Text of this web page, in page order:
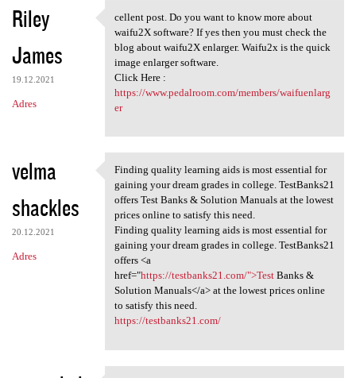
Riley
James
19.12.2021
Adres
cellent post. Do you want to
cellent post. Do you want to know more about
waifu2X software? If yes then you must check the
blog about waifu2X enlarger. Waifu2x is the quick
image enlarger software.
Click Here :
https://www.pedalroom.com/members/waifuenlarg
er
velma
shackles
20.12.2021
Adres
Finding quality learning aids
Finding quality learning aids is most essential for
gaining your dream grades in college. TestBanks21
offers Test Banks & Solution Manuals at the lowest
prices online to satisfy this need.
Finding quality learning aids is most essential for
gaining your dream grades in college. TestBanks21
offers <a
href="https://testbanks21.com/">TestBanks &
Solution Manuals</a> at the lowest prices online
to satisfy this need.
https://testbanks21.com/